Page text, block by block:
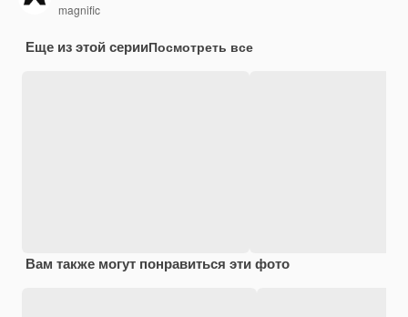
magnific
Еще из этой серииПосмотреть все
Вам также могут понравиться эти фото